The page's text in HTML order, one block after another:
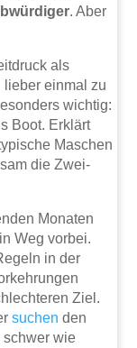
. Aber
als
lieber einmal zu
wichtig:
Boot. Erklärt
Maschen
die Zwei-
Monaten
Weg vorbei.
in der
Ziel.
suchen den
schwer wie